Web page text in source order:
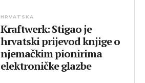
HRVATSKA
Kraftwerk: Stigao je
hrvatski prijevod knjige o
njemačkim pionirima
elektroničke glazbe